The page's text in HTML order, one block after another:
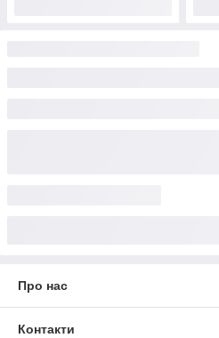
Про нас
Контакти